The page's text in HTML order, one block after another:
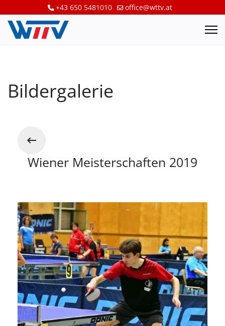
+43 650 5481010 office@wttv.at
Bildergalerie
Wiener Meisterschaften 2019